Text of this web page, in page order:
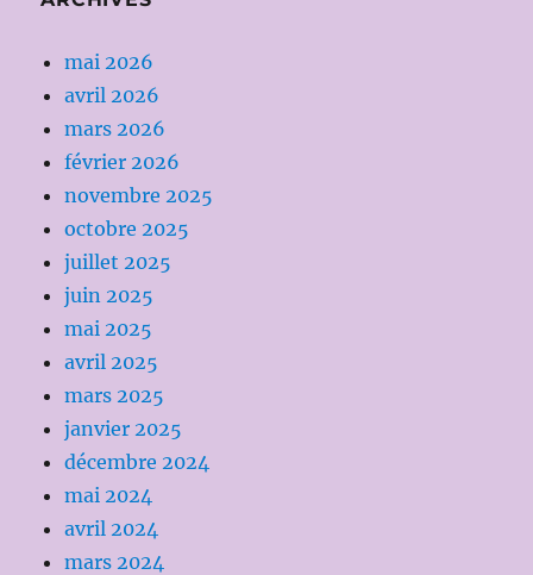
mai 2026
avril 2026
mars 2026
février 2026
novembre 2025
octobre 2025
juillet 2025
juin 2025
mai 2025
avril 2025
mars 2025
janvier 2025
décembre 2024
mai 2024
avril 2024
mars 2024